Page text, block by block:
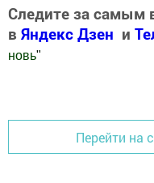
Следите за
в Яндекс Дзен и
новь"
Перейти на